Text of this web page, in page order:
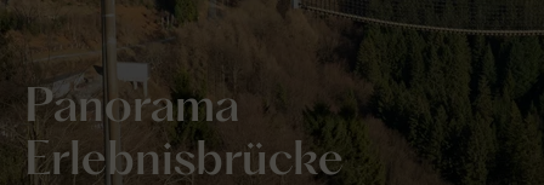
Panorama
Erlebnisbrücke